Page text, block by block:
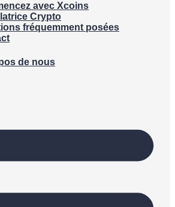
avec Xcoins
Crypto
fréquemment posées
de nous